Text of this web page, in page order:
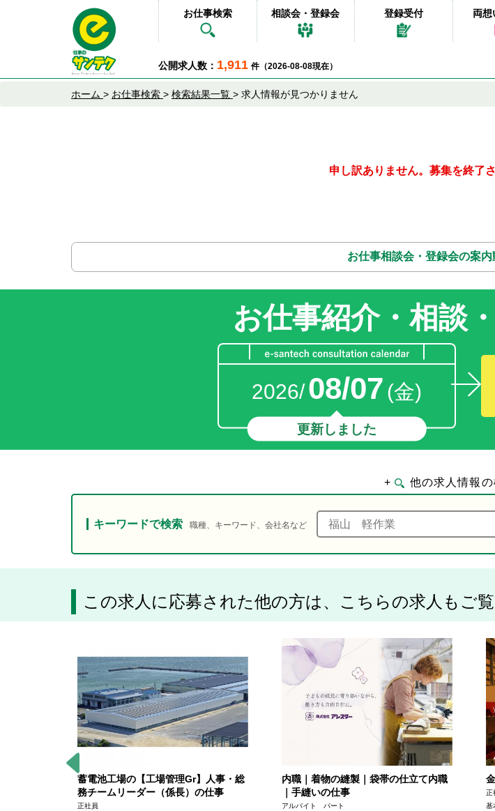
お仕事検索 相談会・登録会 登録受付 両想
公開求人数： 1,911 件（2026-08-08現在）
ホーム > お仕事検索 > 検索結果一覧 > 求人情報が見つかりません
申し訳ありません。募集を終了
お仕事相談会・登録会の案内
お仕事紹介・相談
2026/08/07 (金)
更新しました
+ 他の求人情報
キーワードで検索 職種、キーワード、会社名など
この求人に応募された他の方は、こちらの求人もご
蓄電池工場の【工場管理Gr】人事・総
務チームリーダー（係長）の仕事
正社員
内職｜着物の縫製｜袋帯の仕立て内職
｜手縫いの仕事
アルバイト パート
正
基